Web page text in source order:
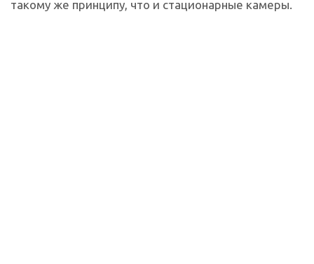
такому же принципу, что и стационарные камеры.